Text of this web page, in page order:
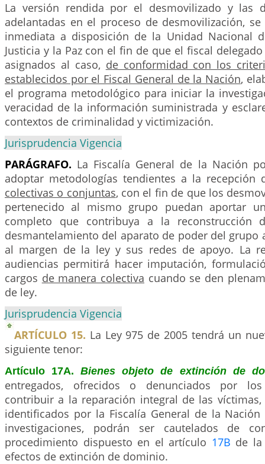
La versión rendida por el desmovilizado y las
adelantadas en el proceso de desmovilización,
inmediata a disposición de la Unidad Nacional
Justicia y la Paz con el fin de que el fiscal
asignados al caso, de conformidad con los
establecidos por el Fiscal General de la Nación,
el programa metodológico para iniciar la
veracidad de la información suministrada y
contextos de criminalidad y victimización.
Jurisprudencia Vigencia
PARÁGRAFO. La Fiscalía General de la Nación
adoptar metodologías tendientes a la recepción
colectivas o conjuntas, con el fin de que los
pertenecido al mismo grupo puedan aportar
completo que contribuya a la
desmantelamiento del aparato de poder del grupo
al margen de la ley y sus redes de apoyo. La
audiencias permitirá hacer imputación,
cargos de manera colectiva cuando se den
de ley.
Jurisprudencia Vigencia
ARTÍCULO 15. La Ley 975 de 2005 tendrá un
siguiente tenor:
Artículo 17A.Bienes objeto de extinción de
entregados, ofrecidos o denunciados por
contribuir a la reparación integral de las
identificados por la Fiscalía General de la
investigaciones, podrán ser cautelados de
procedimiento dispuesto en el artículo 17B de la
efectos de extinción de dominio.